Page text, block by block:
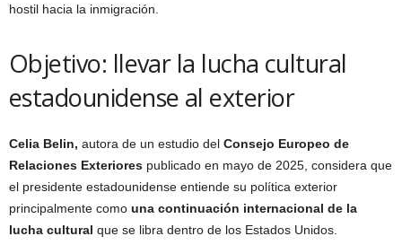
hostil hacia la inmigración.
Objetivo: llevar la lucha cultural
estadounidense al exterior
Celia Belin, autora de un estudio del Consejo Europeo de
Relaciones Exteriores publicado en mayo de 2025, considera que
el presidente estadounidense entiende su política exterior
principalmente como una continuación internacional de la
lucha cultural que se libra dentro de los Estados Unidos.